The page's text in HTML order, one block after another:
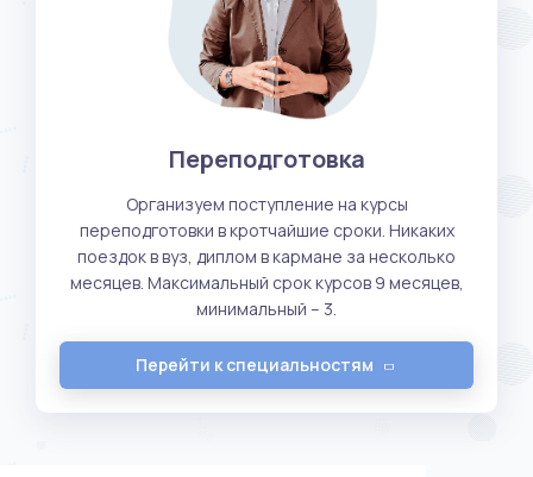
Переподготовка
Организуем поступление на курсы
переподготовки в кротчайшие сроки. Никаких
поездок в вуз, диплом в кармане за несколько
месяцев. Максимальный срок курсов 9 месяцев,
минимальный – 3.
Перейти к специальностям